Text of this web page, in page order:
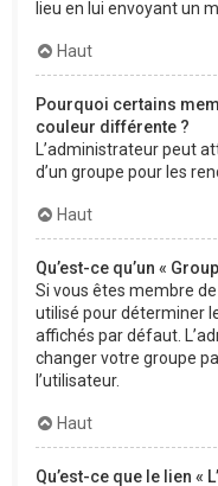
lieu en lui envoyant un
Haut
Pourquoi certains
couleur différente ?
L’administrateur peut
d’un groupe pour les
Haut
Qu’est-ce qu’un «
Si vous êtes membre
utilisé pour déterminer
affichés par défaut.
changer votre groupe
l’utilisateur.
Haut
Qu’est-ce que le lien «